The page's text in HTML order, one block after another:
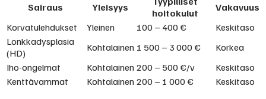
Sairaus Yleisyys
hoitokulut
Vakavuus
Korvatulehdukset
Yleinen 100 – 400 €
Keskitaso
Lonkkadysplasia
(HD)
Kohtalainen 1 500 – 3 000 €
Korkea
Iho-ongelmat
Kohtalainen 200 – 500 €/v
Keskitaso
Kenttävammat
Kohtalainen 200 – 1 000 € Keskitaso